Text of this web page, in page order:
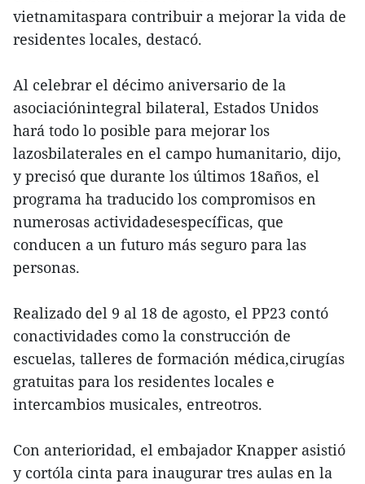
vietnamitaspara contribuir a mejorar la vida de
residentes locales, destacó.
Al celebrar el décimo aniversario de la
asociaciónintegral bilateral, Estados Unidos
hará todo lo posible para mejorar los
lazosbilaterales en el campo humanitario, dijo,
y precisó que durante los últimos 18años, el
programa ha traducido los compromisos en
numerosas actividadesespecíficas, que
conducen a un futuro más seguro para las
personas.
Realizado del 9 al 18 de agosto, el PP23 contó
conactividades como la construcción de
escuelas, talleres de formación médica,cirugías
gratuitas para los residentes locales e
intercambios musicales, entreotros.
Con anterioridad, el embajador Knapper asistió
y cortóla cinta para inaugurar tres aulas en la